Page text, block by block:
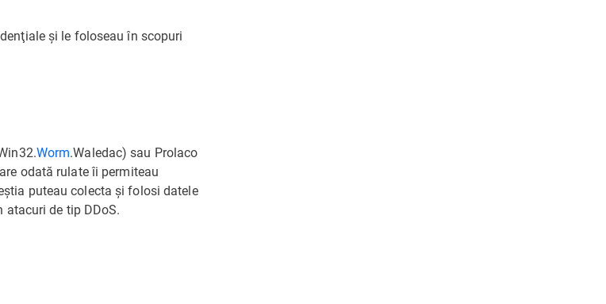
şi le foloseau în scopuri
Worm.Waledac) sau Prolaco
odată rulate îi permiteau
puteau colecta şi folosi datele
de tip DDoS.